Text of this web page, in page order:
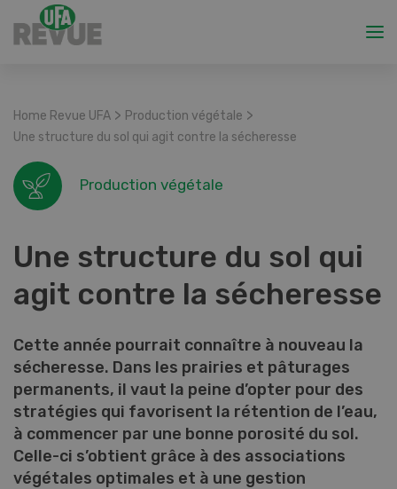
Home Revue UFA > Production végétale >
Une structure du sol qui agit contre la sécheresse
Production végétale
Une structure du sol qui
agit contre la sécheresse
Cette année pourrait connaître à nouveau la
sécheresse. Dans les prairies et pâturages
permanents, il vaut la peine d’opter pour des
stratégies qui favorisent la rétention de l’eau,
à commencer par une bonne porosité du sol.
Celle-ci s’obtient grâce à des associations
végétales optimales et à une gestion